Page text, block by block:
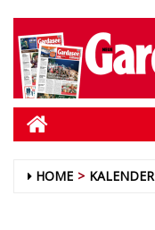
HOME KALENDER